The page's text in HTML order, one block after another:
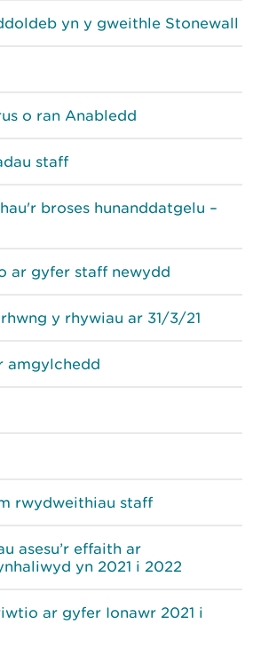
yn y gweithle Stonewall
o ran Anabledd
staff
broses hunanddatgelu –
ar gyfer staff newydd
y rhywiau ar 31/3/21
amgylchedd
rwydweithiau staff
asesu’r effaith ar
yn 2021 i 2022
ar gyfer Ionawr 2021 i